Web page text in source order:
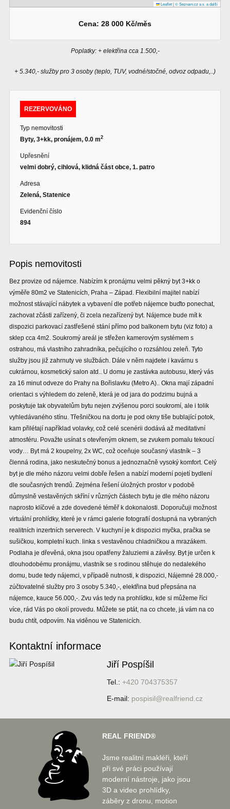
Leaflet|© Seznam.cz a.s. a další
Cena: 28 000 Kč/měs
Poplatky: + elektřina cca 1.500,-
+ 5.340,- služby pro 3 osoby (teplo, TUV, vodné/stočné, odvoz odpadu,..)
REZERVOVÁNO
Typ nemovitosti
Byty, 3+kk, pronájem, 0.0 m2
Upřesnění
velmi dobrý, cihlová, klidná část obce, 1. patro
Adresa
Zelená, Statenice
Evidenční číslo
894
Popis nemovitosti
Bez provize od nájemce. Nabízím k pronájmu velmi pěkný byt 3+kk o
výměře 80m2 ve Statenicích, Praha – Západ. Flexibilní majitel nabízí
možnost stávající nábytek a vybavení dle potřeb nájemce buďto ponechat,
zachovat zčásti zařízený, či zcela nezařízený byt. Nájemce bude mít k
dispozici parkovací zastřešené stání přímo pod balkonem bytu (viz foto) a
sklep cca 4m2. Soukromý areál je střežen kamerovým systémem s
ostrahou, má vlastního zahradníka, pečujícího o rozsáhlou zeleň. Tyto
služby jsou již zahrnuty ve službách. Dále v něm najdete i kavárnu s
cukrárnou, kosmetický salon atd.. U domu je zastávka autobusu, který vás
za 16 minut odveze do Prahy na Bořislavku (Metro A).. Okna mají západní
orientaci s výhledem do zeleně, která je od jara do podzimu bujná a
poskytuje tak obyvatelům bytu nejen zvýšenou porci soukromí, ale i tolik
vyhledávaného stínu. Třešničkou na dortu je pod okny tiše bublající potok,
kam přilétají například volavky, což celé scenérii dodává až meditativní
atmosféru. Považte usínat s otevřeným oknem, se zvukem pomalu tekoucí
vody… Byt má 2 koupelny, 2x WC, což oceňuje současný vlastník – 3
členná rodina, jako neskutečný bonus a jednoznačně vysoký komfort. Celý
byt je dle mého názoru velmi dobře řešen a nabízí moderní pojetí bydlení
dle současných trendů. Zejména řešení úložných prostor v podobě
důmyslně vestavěných skříní v různých částech bytu je dle mého názoru
naprosto klíčové a zde dovedené téměř k dokonalosti. Doporučuji možnost
virtuální prohlídky, které je v rámci galerie fotografií dostupná na vybraných
realitních inzertních serverech. V kuchyní je k dispozici myčka, pračka se
sušičkou, kompletní kuch. linka s vestavěnou chladničkou a mrazákem.
Podlaha je dřevěná, okna jsou opatřeny žaluziemi a závěsy. Byt je určen k
dlouhodobému pronájmu, vlastník se s rodinou stěhuje do nedalekého
domu, bude tedy nájemci, v případě nutnosti, k dispozici, Nájemné 28.000,-
zúčtovatelné služby pro 3 osoby 5.340,-, elektřina bud přepsána na
nájemce, kauce 56.000,-. Zvu vás tedy na prohlídku, kde si můžeme říci
více, rád Vás po okolí provedu. Můžete se ptát, na co chcete, já vám na co
budu chtít, odpovím. Na viděnou ve Statenicích.
Kontaktní informace
Jiří Pospíšil
Tel.: +420 704375357
E-mail: pospisil@realfriend.cz
REAL FRIEND®
Jsme realitní makléři, kteří
při své práci používají
moderní nástroje, jako jsou
3D a video prohlídky,
záběry z dronu, motion